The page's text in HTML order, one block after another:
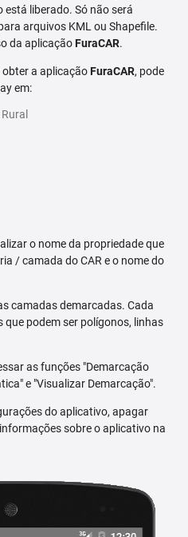
está liberado. Só não será
arquivos KML ou Shapefile.
da aplicaçãoFuraCAR.
obter a aplicaçãoFuraCAR, pode
em:
o nome da propriedade que
/ camada do CAR e o nome do
camadas demarcadas. Cada
podem ser polígonos, linhas
as funções "Demarcação
e "Visualizar Demarcação".
do aplicativo, apagar
sobre o aplicativo na